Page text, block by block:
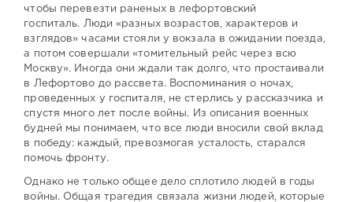
чтобы перевезти раненых в лефортовский
госпиталь. Люди «разных возрастов, характеров и
взглядов» часами стояли у вокзала в ожидании поезда,
а потом совершали «томительный рейс через всю
Москву». Иногда они ждали так долго, что простаивали
в Лефортово до рассвета. Воспоминания о ночах,
проведенных у госпиталя, не стерлись у рассказчика и
спустя много лет после войны. Из описания военных
будней мы понимаем, что все люди вносили свой вклад
в победу: каждый, превозмогая усталость, старался
помочь фронту.
Однако не только общее дело сплотило людей в годы
войны. Общая трагедия связала жизни людей, которые